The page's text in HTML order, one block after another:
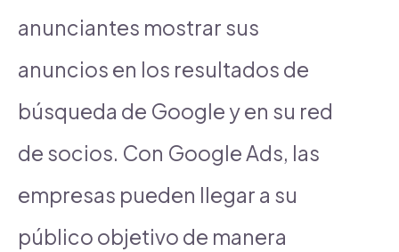
anunciantes mostrar sus
anuncios en los resultados de
búsqueda de Google y en su red
de socios. Con Google Ads, las
empresas pueden llegar a su
público objetivo de manera